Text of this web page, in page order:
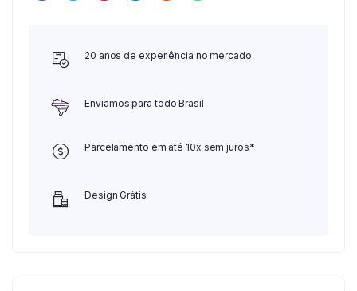
20 anos de experiência no mercado
Enviamos para todo Brasil
Parcelamento em até 10x sem juros*
Design Grátis